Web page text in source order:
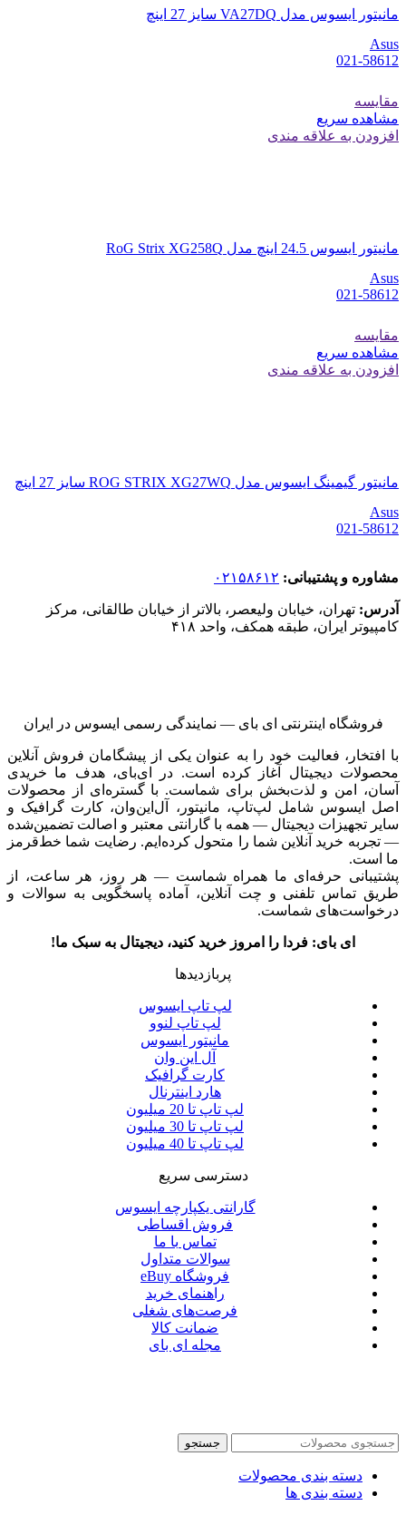
مانیتور ایسوس مدل VA27DQ سایز 27 اینچ
Asus
021-58612
مقایسه
مشاهده سریع
افزودن به علاقه مندی
مانیتور ایسوس 24.5 اینچ مدل RoG Strix XG258Q
Asus
021-58612
مقایسه
مشاهده سریع
افزودن به علاقه مندی
مانیتور گیمینگ ایسوس مدل ROG STRIX XG27WQ سایز 27 اینچ
Asus
021-58612
مشاوره و پشتیبانی: ۰۲۱۵۸۶۱۲
آدرس: تهران، خیابان ولیعصر، بالاتر از خیابان طالقانی، مرکز
کامپیوتر ایران، طبقه همکف، واحد ۴۱۸
فروشگاه اینترنتی ای‌ بای — نمایندگی رسمی ایسوس در ایران
با افتخار، فعالیت خود را به عنوان یکی از پیشگامان فروش آنلاین
محصولات دیجیتال آغاز کرده است. در ای‌بای، هدف ما خریدی
آسان، امن و لذت‌بخش برای شماست. با گستره‌ای از محصولات
اصل ایسوس شامل لپ‌تاپ، مانیتور، آل‌این‌وان، کارت گرافیک و
سایر تجهیزات دیجیتال — همه با گارانتی معتبر و اصالت تضمین‌شده
— تجربه خرید آنلاین شما را متحول کرده‌ایم. رضایت شما خط‌قرمز
ما است.
پشتیبانی حرفه‌ای ما همراه شماست — هر روز، هر ساعت، از
طریق تماس تلفنی و چت آنلاین، آماده پاسخگویی به سوالات و
درخواست‌های شماست.
ای بای: فردا را امروز خرید کنید، دیجیتال به سبک ما!
پربازدیدها
لپ تاپ ایسوس
لپ تاپ لنوو
مانیتور ایسوس
آل این وان
کارت گرافیک
هارد اینترنال
لپ تاپ تا 20 میلیون
لپ تاپ تا 30 میلیون
لپ تاپ تا 40 میلیون
دسترسی سریع
گارانتی یکپارچه ایسوس
فروش اقساطی
تماس با ما
سوالات متداول
فروشگاه eBuy
راهنمای خرید
فرصت‌های شغلی
ضمانت کالا
مجله ای بای
جستجو
دسته بندی محصولات
دسته بندی ها